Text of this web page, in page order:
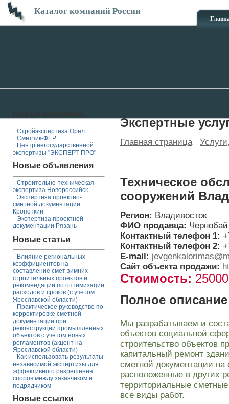
Каталог компаний России
Стройэкспертиза Орел
Сметчик-ФЕР
Центр негосударственной
экспертизы "ЭКСПЕРТ-ПРО"
Новые объявления
Строительно-техническая
экспертиза Новороссийск
Экспертиза проектно-
сметной документации
Кропоткин
Экспертиза проектной
документации Рязань
Новые статьи
Влияние региональных
коэффициентов на
составление смет зимних
строительных проектов и
рекомендации по оптимизации
расходов и сроков (с учётом
Ярославской области)
Практическое руководство по
корректировке сметной
документации при
реконструкции промышленных
объектов с учётом новых
регламентов (акцент на
Ярославской области)
Как использовать результаты
независимой экспертизы для
эффективного разрешения
споров между заказчиком и
подрядчиком
Новые ссылки
Экспертные
Главная страница
Техническое
сооружений
Регион: Владивосток
ФИО продавца:
Контактный телефон 1:
Контактный телефон 2:
E-mail:
Сайт объекта продажи:
Стоимость:
Полное
Мы разрабатываем и
объектов социальной
строительство объектов
капитальный ремонт
сметной документации на
расположенные в других
территориальные
все виды работ.